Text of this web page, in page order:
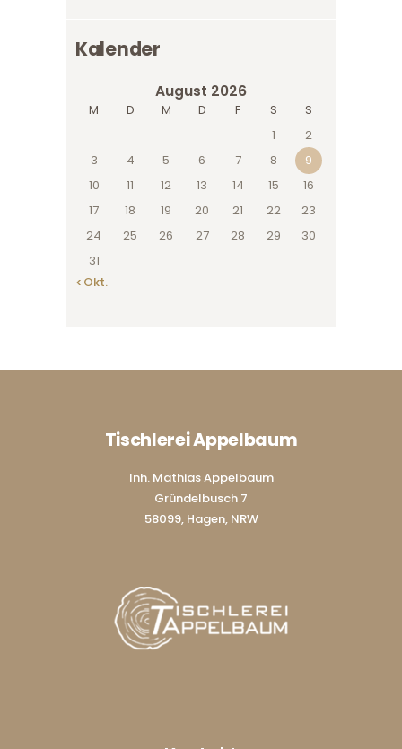
Kalender
August 2026
M D M D F S
S
1
2
3
4 5 6 7 8
9
10
11 12 13 14 15
16
17
18 19 20 21 22
23
24
25 26 27 28 29
30
31
« Okt.
Tischlerei Appelbaum
Inh. Mathias Appelbaum
Gründelbusch 7
58099, Hagen, NRW